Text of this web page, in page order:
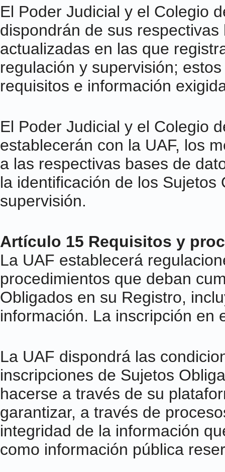
El Poder Judicial y el Colegio
dispondrán de sus
actualizadas en las que
regulación y supervisión;
requisitos e información
El Poder Judicial y el Colegio
establecerán con la UAF, los
a las respectivas bases de
la identificación de los
supervisión.
Artículo 15 Requisitos y
La UAF establecerá
procedimientos que deban
Obligados en su Registro,
información. La inscripción en
La UAF dispondrá las
inscripciones de Sujetos
hacerse a través de su
garantizar, a través de
integridad de la información
como información pública